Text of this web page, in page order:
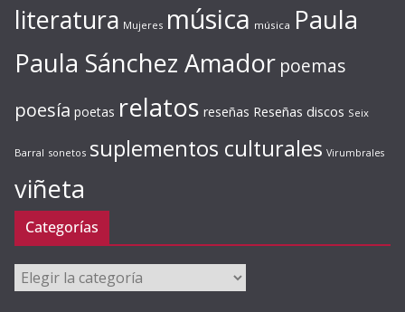
literatura Mujeres música música Paula
Paula Sánchez Amador poemas
poesía poetas relatos reseñas Reseñas discos Seix
Barral sonetos suplementos culturales Virumbrales
viñeta
Categorías
Categorías